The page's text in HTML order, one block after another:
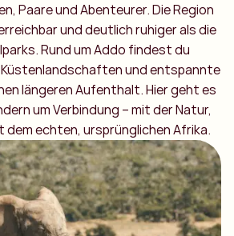
Paare und Abenteurer. Die Region
und deutlich ruhiger als die
Rund um Addo findest du
und entspannte
längeren Aufenthalt. Hier geht es
um Verbindung – mit der Natur,
dem echten, ursprünglichen Afrika.